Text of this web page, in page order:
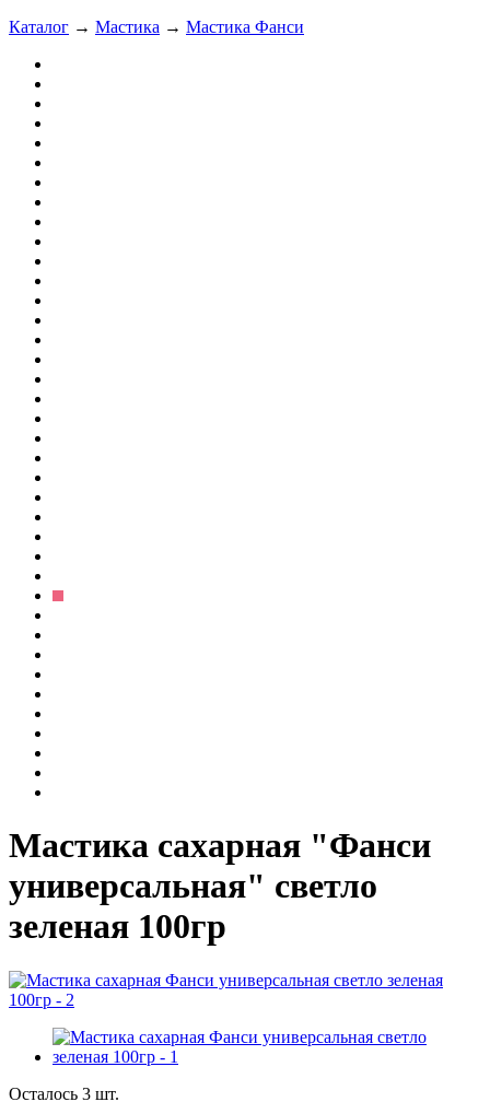
Каталог → Мастика → Мастика Фанси
Мастика сахарная "Фанси
универсальная" светло
зеленая 100гр
Осталось 3 шт.